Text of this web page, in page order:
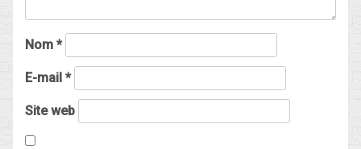
Nom *
E-mail *
Site web